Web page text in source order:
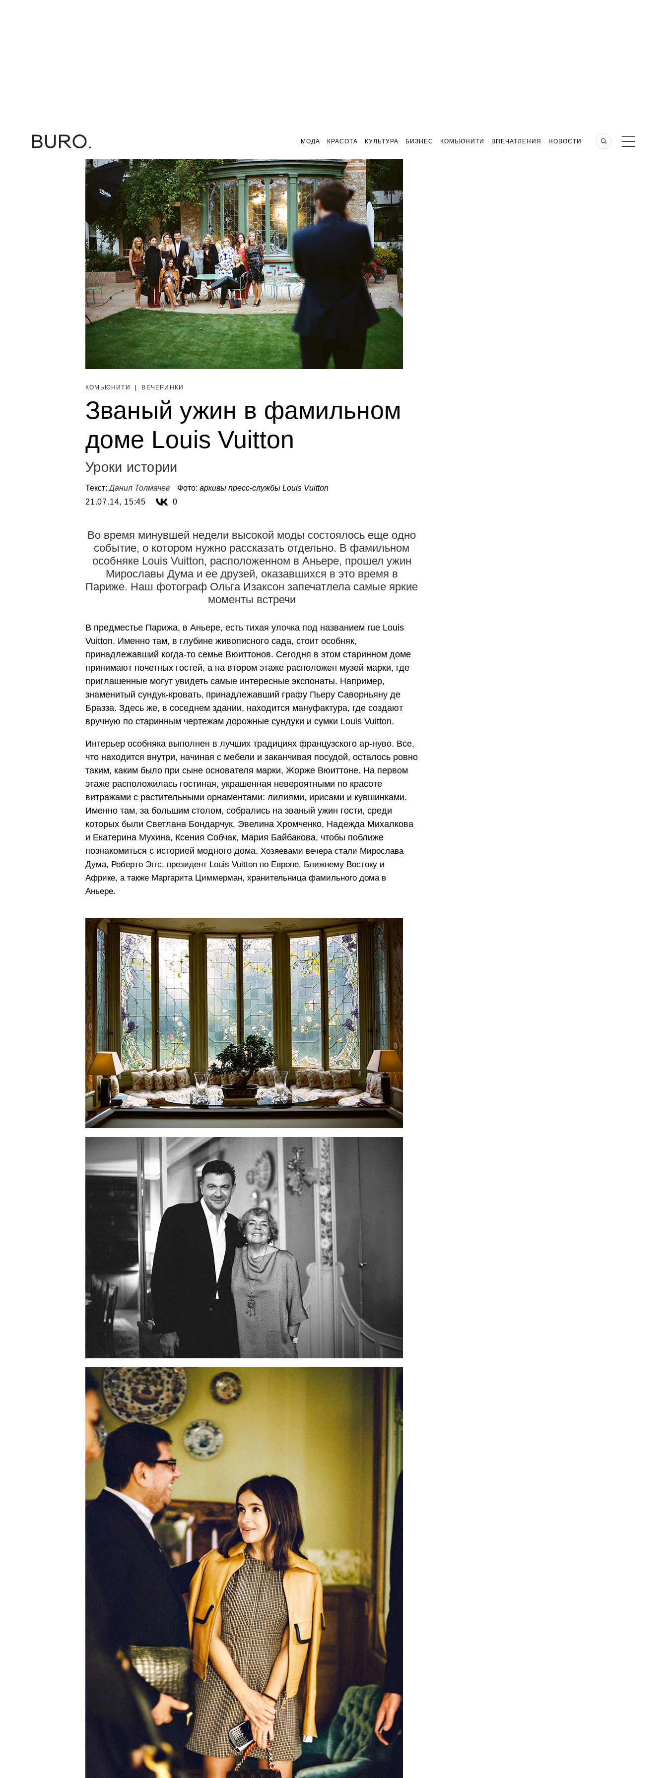
МОДА КРАСОТА КУЛЬТУРА БИЗНЕС КОМЬЮНИТИ ВПЕЧАТЛЕНИЯ НОВОСТИ
КОМЬЮНИТИ ВЕЧЕРИНКИ
Званый ужин в фамильном
доме Louis Vuitton
Уроки истории
Текст:Данил Толмачев Фото: архивы пресс-службы Louis Vuitton
21.07.14, 15:45
0
Во время минувшей недели высокой моды состоялось еще одно
событие, о котором нужно рассказать отдельно. В фамильном
особняке Louis Vuitton, расположенном в Аньере, прошел ужин
Мирославы Дума и ее друзей, оказавшихся в это время в
Париже. Наш фотограф Ольга Изаксон запечатлела самые яркие
моменты встречи
В предместье Парижа, в Аньере, есть тихая улочка под названием rue Louis
Vuitton. Именно там, в глубине живописного сада, стоит особняк,
принадлежавший когда-то семье Вюиттонов. Сегодня в этом старинном доме
принимают почетных гостей, а на втором этаже расположен музей марки, где
приглашенные могут увидеть самые интересные экспонаты. Например,
знаменитый сундук-кровать, принадлежавший графу Пьеру Саворньяну де
Бразза. Здесь же, в соседнем здании, находится мануфактура, где создают
вручную по старинным чертежам дорожные сундуки и сумки Louis Vuitton.
Интерьер особняка выполнен в лучших традициях французского ар-нуво. Все,
что находится внутри, начиная с мебели и заканчивая посудой, осталось ровно
таким, каким было при сыне основателя марки, Жорже Вюиттоне. На первом
этаже расположилась гостиная, украшенная невероятными по красоте
витражами с растительными орнаментами: лилиями, ирисами и кувшинками.
Именно там, за большим столом, собрались на званый ужин гости, среди
которых были Светлана Бондарчук, Эвелина Хромченко, Надежда Михалкова
и Екатерина Мухина, Ксения Собчак, Мария Байбакова, чтобы поближе
познакомиться с историей модного дома. Хозяевами вечера стали Мирослава
Дума, Роберто Эггс, президент Louis Vuitton по Европе, Ближнему Востоку и
Африке, а также Маргарита Циммерман, хранительница фамильного дома в
Аньере.